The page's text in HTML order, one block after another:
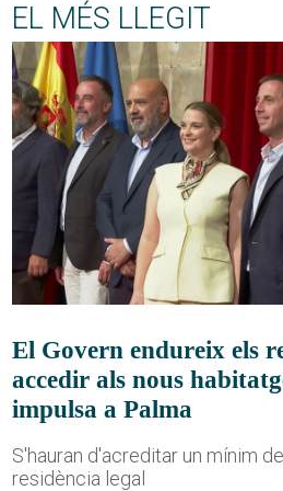
EL MÉS LLEGIT
El Govern endureix els
accedir als nous
impulsa a Palma
S'hauran d'acreditar un mínim
residència legal